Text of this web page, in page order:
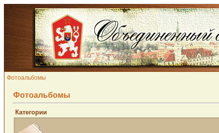
Фотоальбомы
Фотоальбомы
Категории